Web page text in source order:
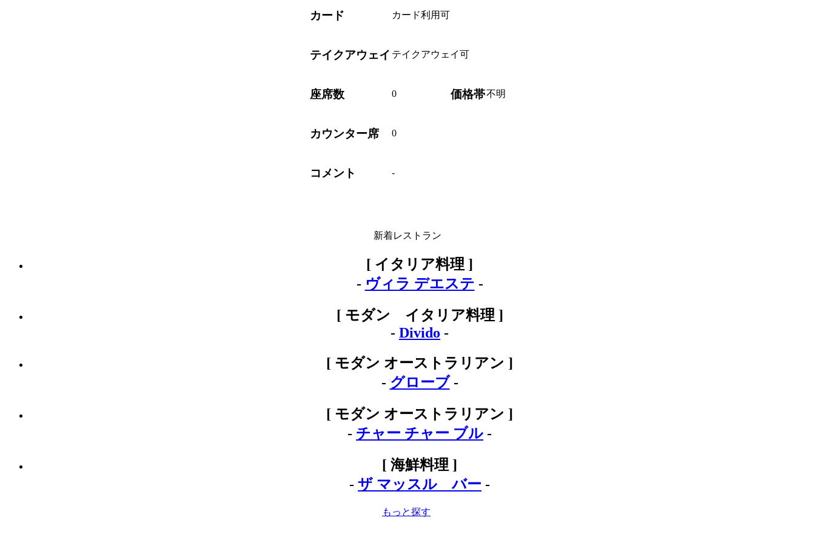
カード カード利用可
テイクアウェイ テイクアウェイ可
座席数 0 価格帯不明
カウンター席 0
コメント -
新着レストラン
[ イタリア料理 ]
- ヴィラ デエステ -
[ モダン イタリア料理 ]
- Divido -
[ モダン オーストラリアン ]
- グローブ-
[ モダン オーストラリアン ]
- チャー チャー ブル -
[ 海鮮料理 ]
- ザ マッスル バー -
もっと探す